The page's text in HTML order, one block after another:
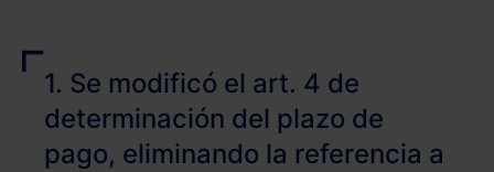
1. Se modificó el art. 4 de
determinación del plazo de
pago, eliminando la referencia a